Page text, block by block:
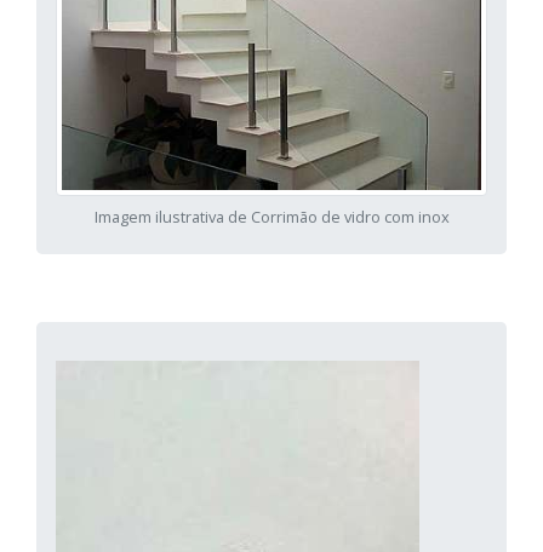
Imagem ilustrativa de Corrimão de vidro com inox